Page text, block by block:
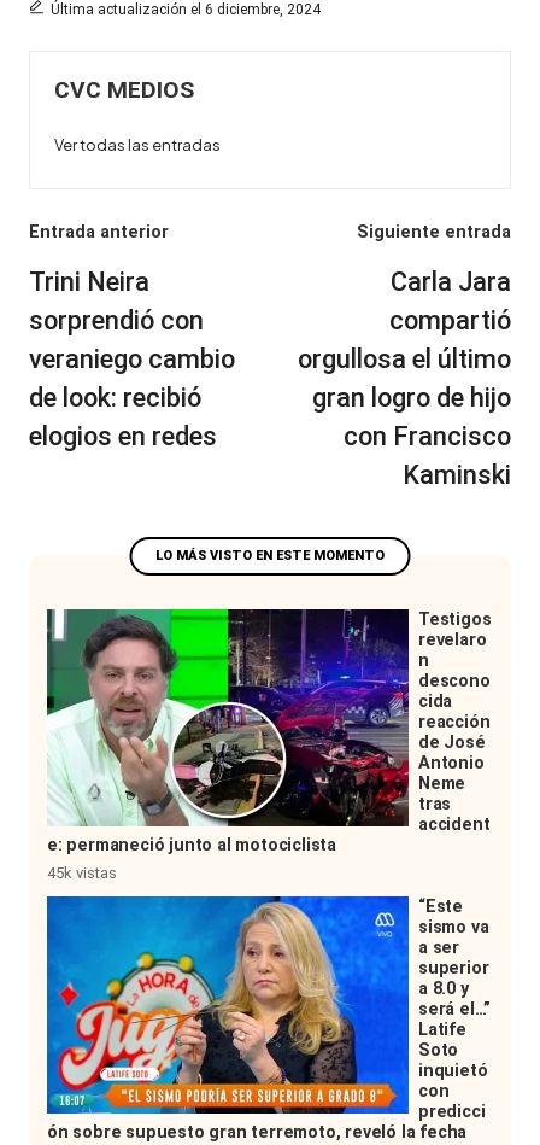
Última actualización el 6 diciembre, 2024
CVC MEDIOS
Ver todas las entradas
Navegación
de
entradas
Entrada anterior
Trini Neira
sorprendió con
veraniego cambio
de look: recibió
elogios en redes
Siguiente entrada
Carla Jara
compartió
orgullosa el último
gran logro de hijo
con Francisco
Kaminski
Testigos
revelaro
n
descono
cida
reacción
de José
Antonio
Neme
tras
accident
e: permaneció junto al motociclista
45k vistas
“Este
sismo va
a ser
superior
a 8.0 y
será el…”
Latife
Soto
inquietó
con
predicci
ón sobre supuesto gran terremoto, reveló la fecha